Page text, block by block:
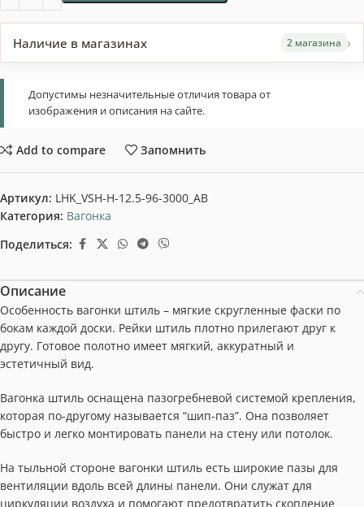
Наличие в магазинах 2 магазина ›
Допустимы незначительные отличия товара от
изображения и описания на сайте.
Add to compare Запомнить
Артикул: LHK_VSH-H-12.5-96-3000_AB
Категория: Вагонка
Поделиться:
Описание
Особенность вагонки штиль – мягкие скругленные фаски по
бокам каждой доски. Рейки штиль плотно прилегают друг к
другу. Готовое полотно имеет мягкий, аккуратный и
эстетичный вид.
Вагонка штиль оснащена пазогребневой системой крепления,
которая по-другому называется “шип-паз”. Она позволяет
быстро и легко монтировать панели на стену или потолок.
На тыльной стороне вагонки штиль есть широкие пазы для
вентиляции вдоль всей длины панели. Они служат для
циркуляции воздуха и помогают предотвратить скопление